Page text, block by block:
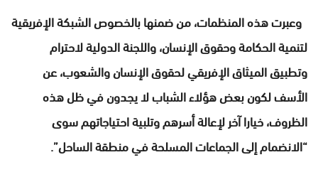
وعبرت هذه المنظمات، من ضمنها بالخصوص الشبكة الإفريقية
لتنمية الحكامة وحقوق الإنسان، واللجنة الدولية لاحترام
وتطبيق الميثاق الإفريقي لحقوق الإنسان والشعوب، عن
الأسف لكون بعض هؤلاء الشباب لا يجدون في ظل هذه
الظروف، خيارا آخر لإعالة أسرهم وتلبية احتياجاتهم سوى
“الانضمام إلى الجماعات المسلحة في منطقة الساحل”.